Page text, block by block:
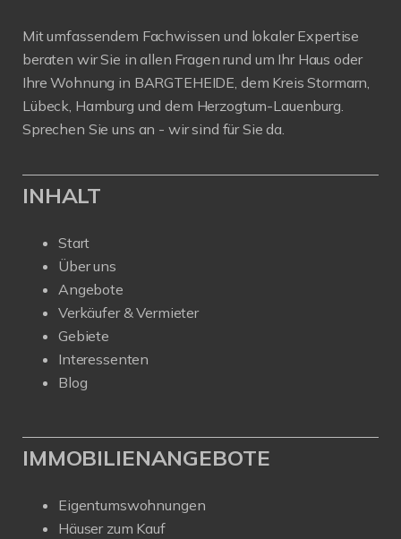
Mit umfassendem Fachwissen und lokaler Expertise
beraten wir Sie in allen Fragen rund um Ihr Haus oder
Ihre Wohnung in BARGTEHEIDE, dem Kreis Stormarn,
Lübeck, Hamburg und dem Herzogtum-Lauenburg.
Sprechen Sie uns an - wir sind für Sie da.
INHALT
Start
Über uns
Angebote
Verkäufer & Vermieter
Gebiete
Interessenten
Blog
IMMOBILIENANGEBOTE
Eigentumswohnungen
Häuser zum Kauf